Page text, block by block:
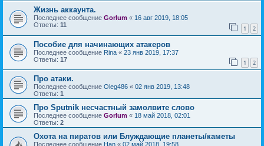
Жизнь аккаунта.
Последнее сообщение Gorlum « 16 авг 2019, 18:05
Ответы: 11 1 2
Пособие для начинающих атакеров
Последнее сообщение Rina « 23 янв 2019, 17:37
Ответы: 17 1 2
Про атаки.
Последнее сообщение Oleg486 « 02 янв 2019, 13:48
Ответы: 1
Про Sputnik несчастный замолвите слово
Последнее сообщение Gorlum « 18 май 2018, 02:01
Ответы: 2
Охота на пиратов или Блуждающие планеты/каметы
Последнее сообщение Han « 02 май 2018, 19:58